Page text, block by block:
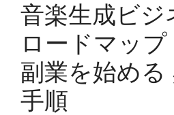
音楽生成ビジ
ロードマッ
副業を始める
手順